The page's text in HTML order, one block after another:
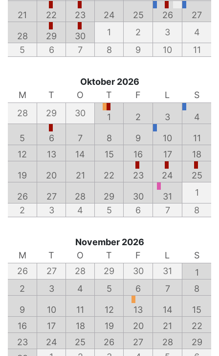
21 22 23 24 25 26 27
28 29 30 1 2 3
4
5
6 7 8 9 10 11
Oktober 2026
M
T O T F L
S
28
29 30 1 2 3 4
5 6 7 8 9 10
11
12
13 14 15 16 17 18
19 20 21 22 23 24 25
26 27 28 29 30 31
1
2
3 4 5 6 7 8
November 2026
M
T O T F L
S
26
27 28 29 30 31
1
2
3 4 5 6 7 8
9 10 11 12 13 14
15
16
17 18 19 20 21
22
23
24 25 26 27 28
29